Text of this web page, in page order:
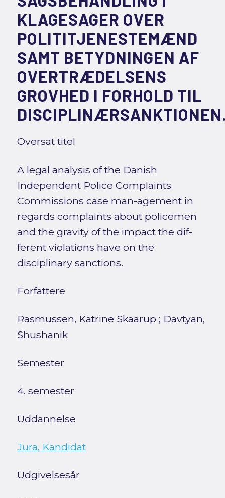
KLAGESAGER OVER
POLITITJENESTEMÆND
SAMT BETYDNINGEN AF
OVERTRÆDELSENS
GROVHED I FORHOLD TIL
Oversat titel
A legal analysis of the Danish
Independent Police Complaints
Commissions case man-agement in
regards complaints about policemen
and the gravity of the impact the dif-
ferent violations have on the
disciplinary sanctions.
Forfattere
Rasmussen, Katrine Skaarup ; Davtyan,
Shushanik
Semester
4. semester
Uddannelse
Jura, Kandidat
Udgivelsesår